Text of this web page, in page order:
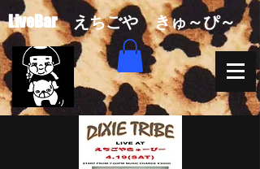
​LiveBar えちごや きゅ～ぴ～